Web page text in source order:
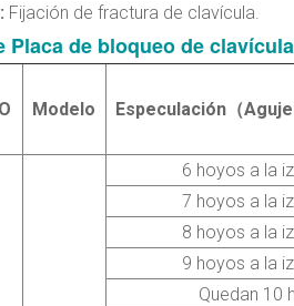
Fijación de fractura de clavícula.
Placa de bloqueo de clavícula
Modelo Especulación（
6 hoyos a la
7 hoyos a la
8 hoyos a la
9 hoyos a la
Quedan 10